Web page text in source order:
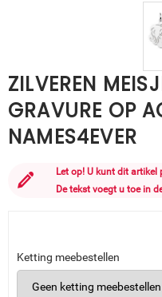
ZILVEREN
GRAVURE OP
NAMES4EVER
Let op! U kunt dit artikel
De tekst voegt u toe in
Ketting meebestellen